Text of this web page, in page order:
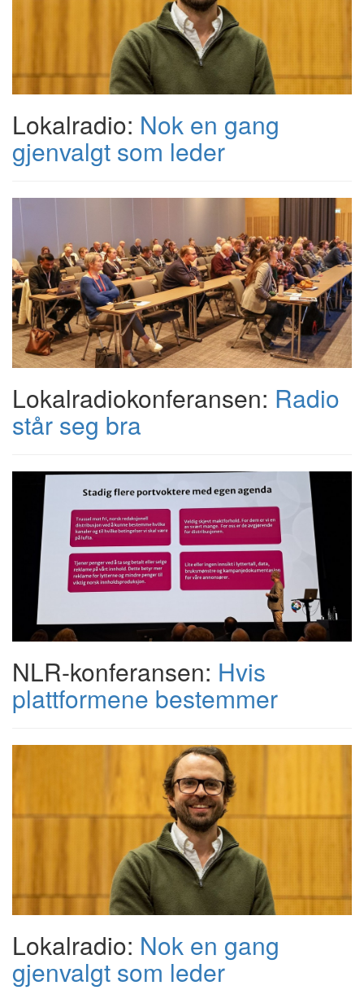
Lokalradio: Nok en gang
gjenvalgt som leder
Lokalradiokonferansen: Radio
står seg bra
NLR-konferansen: Hvis
plattformene bestemmer
Lokalradio: Nok en gang
gjenvalgt som leder